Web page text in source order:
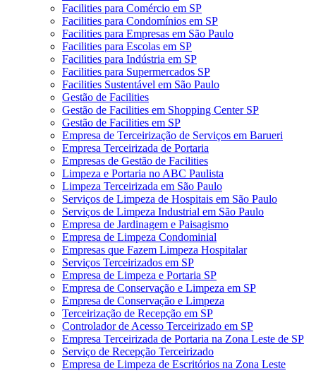
Facilities para Comércio em SP
Facilities para Condomínios em SP
Facilities para Empresas em São Paulo
Facilities para Escolas em SP
Facilities para Indústria em SP
Facilities para Supermercados SP
Facilities Sustentável em São Paulo
Gestão de Facilities
Gestão de Facilities em Shopping Center SP
Gestão de Facilities em SP
Empresa de Terceirização de Serviços em Barueri
Empresa Terceirizada de Portaria
Empresas de Gestão de Facilities
Limpeza e Portaria no ABC Paulista
Limpeza Terceirizada em São Paulo
Serviços de Limpeza de Hospitais em São Paulo
Serviços de Limpeza Industrial em São Paulo
Empresa de Jardinagem e Paisagismo
Empresa de Limpeza Condominial
Empresas que Fazem Limpeza Hospitalar
Serviços Terceirizados em SP
Empresa de Limpeza e Portaria SP
Empresa de Conservação e Limpeza em SP
Empresa de Conservação e Limpeza
Terceirização de Recepção em SP
Controlador de Acesso Terceirizado em SP
Empresa Terceirizada de Portaria na Zona Leste de SP
Serviço de Recepção Terceirizado
Empresa de Limpeza de Escritórios na Zona Leste